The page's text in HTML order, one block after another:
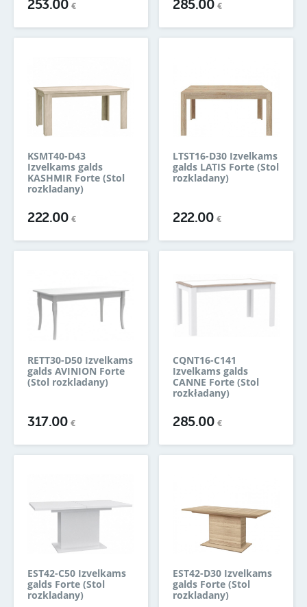
253.00€ 285.00€
KSMT40-D43
Izvelkams galds
KASHMIR Forte (Stol
rozkladany)
222.00€
LTST16-D30 Izvelkams
galds LATIS Forte (Stol
rozkladany)
222.00€
RETT30-D50 Izvelkams
galds AVINION Forte
(Stol rozkladany)
317.00€
CQNT16-C141
Izvelkams galds
CANNE Forte (Stol
rozkładany)
285.00€
EST42-C50 Izvelkams
galds Forte (Stol
rozkladany)
EST42-D30 Izvelkams
galds Forte (Stol
rozkladany)